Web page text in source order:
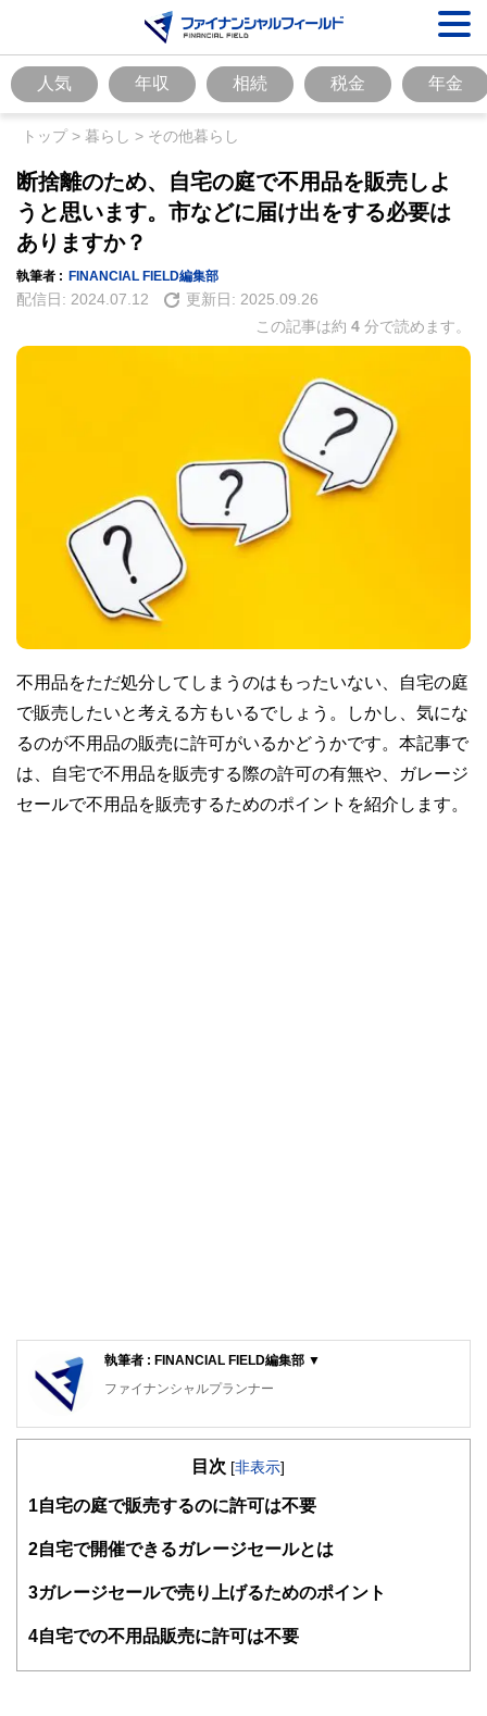
人気 年収 相続 税金 年金
トップ> 暮らし > その他暮らし
断捨離のため、自宅の庭で不用品を販売しよ
うと思います。市などに届け出をする必要は
ありますか？
執筆者 : FINANCIAL FIELD編集部
配信日: 2024.07.12 更新日: 2025.09.26
この記事は約 4 分で読めます。
不用品をただ処分してしまうのはもったいない、自宅の庭
で販売したいと考える方もいるでしょう。しかし、気にな
るのが不用品の販売に許可がいるかどうかです。本記事で
は、自宅で不用品を販売する際の許可の有無や、ガレージ
セールで不用品を販売するためのポイントを紹介します。
執筆者 : FINANCIAL FIELD編集部 ▼
ファイナンシャルプランナー
FinancialField編集部は、金融、経済に関する記事を、日々
知識がない方でも理解できるようわかりやすく発信していま
得者を中心に「お金や暮らし」に関する書籍・雑誌の編集経
験者で構成され、企画立案から記事掲載まですべての工程に
護士、税理士、宅地建物取引士、相続診断士、住宅ローンア
目次 [非表示]
1 自宅の庭で販売するのに許可は不要
2自宅で開催できるガレージセールとは
3ガレージセールで売り上げるためのポイント
4自宅での不用品販売に許可は不要